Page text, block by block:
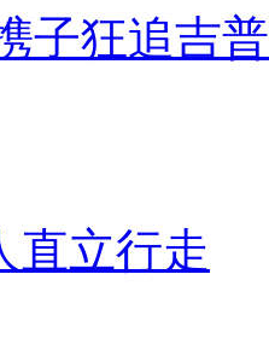
子狂追吉
直立行走